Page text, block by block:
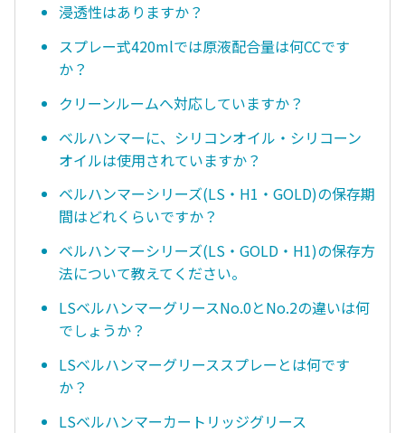
浸透性はありますか？
スプレー式420mlでは原液配合量は何CCです
か？
クリーンルームへ対応していますか？
ベルハンマーに、シリコンオイル・シリコーン
オイルは使用されていますか？
ベルハンマーシリーズ(LS・H1・GOLD)の保存期
間はどれくらいですか？
ベルハンマーシリーズ(LS・GOLD・H1)の保存方
法について教えてください。
LSベルハンマーグリースNo.0とNo.2の違いは何
でしょうか？
LSベルハンマーグリーススプレーとは何です
か？
LSベルハンマーカートリッジグリース